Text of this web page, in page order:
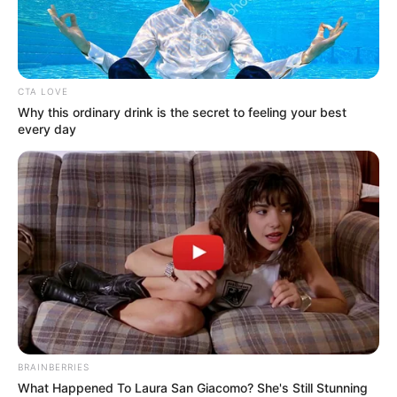
ΔΗΜΟΦΙΛΗ ΑΡΘΡΑ
Συνέντευξη Alexander Dugin σχολιάζοντας
CTA LOVE
Why this ordinary drink is the secret to feeling your best
every day
BRAINBERRIES
What Happened To Laura San Giacomo? She's Still Stunning